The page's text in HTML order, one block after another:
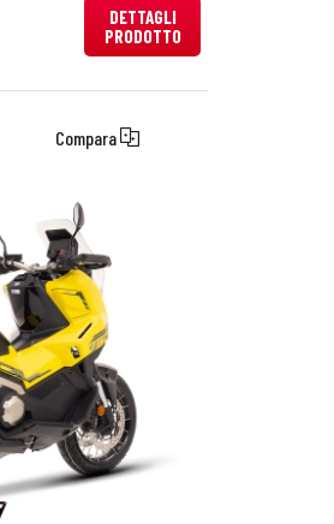
DETTAGLI
PRODOTTO
Compara